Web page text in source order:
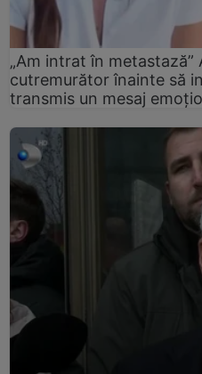
„Am intrat în metastază”
cutremurător înainte să
transmis un mesaj